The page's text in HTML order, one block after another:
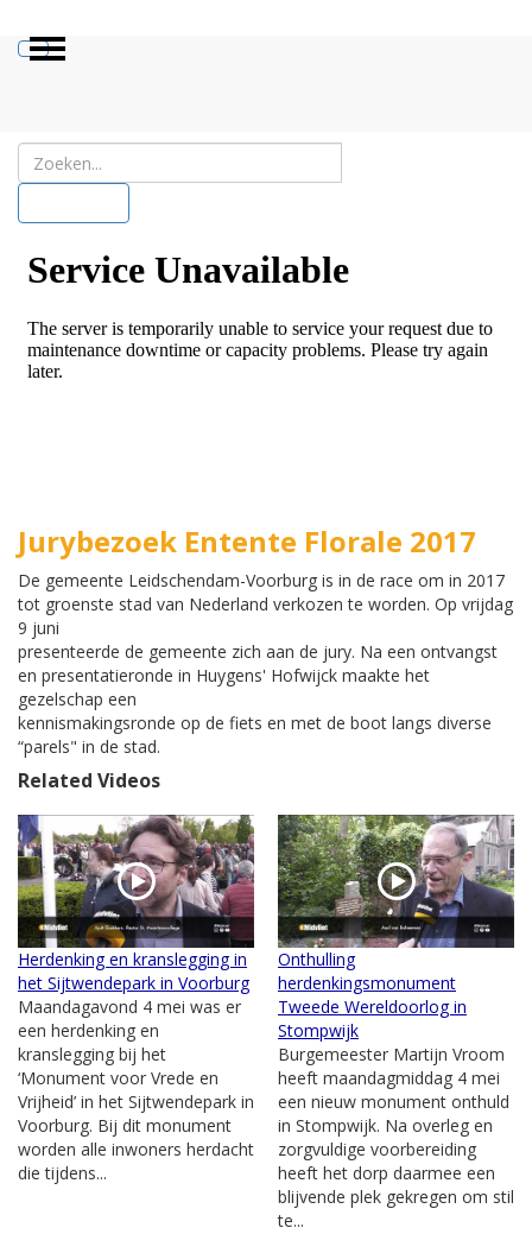
Jurybezoek Entente Florale 2017
De gemeente Leidschendam-Voorburg is in de race om in 2017
tot groenste stad van Nederland verkozen te worden. Op vrijdag
9 juni
presenteerde de gemeente zich aan de jury. Na een ontvangst
en presentatieronde in Huygens' Hofwijck maakte het
gezelschap een
kennismakingsronde op de fiets en met de boot langs diverse
“parels" in de stad.
Related Videos
Herdenking en kranslegging in
het Sijtwendepark in Voorburg
Maandagavond 4 mei was er
een herdenking en
kranslegging bij het
‘Monument voor Vrede en
Vrijheid’ in het Sijtwendepark in
Voorburg. Bij dit monument
worden alle inwoners herdacht
die tijdens...
Onthulling
herdenkingsmonument
Tweede Wereldoorlog in
Stompwijk
Burgemeester Martijn Vroom
heeft maandagmiddag 4 mei
een nieuw monument onthuld
in Stompwijk. Na overleg en
zorgvuldige voorbereiding
heeft het dorp daarmee een
blijvende plek gekregen om stil
te...